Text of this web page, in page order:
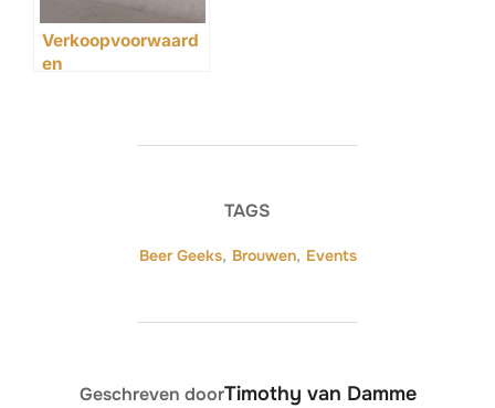
Verkoopvoorwaard
en
TAGS
Beer Geeks, Brouwen, Events
BERICHTAUTEUR
Geschreven doorTimothy van Damme